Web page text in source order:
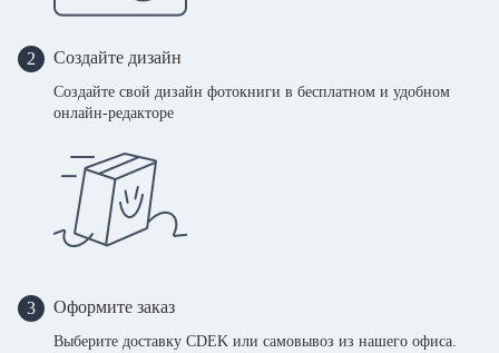
2 Создайте дизайн
Создайте свой дизайн фотокниги в бесплатном и удобном
онлайн-редакторе
3 Оформите заказ
Выберите доставку CDEK или самовывоз из нашего офиса.